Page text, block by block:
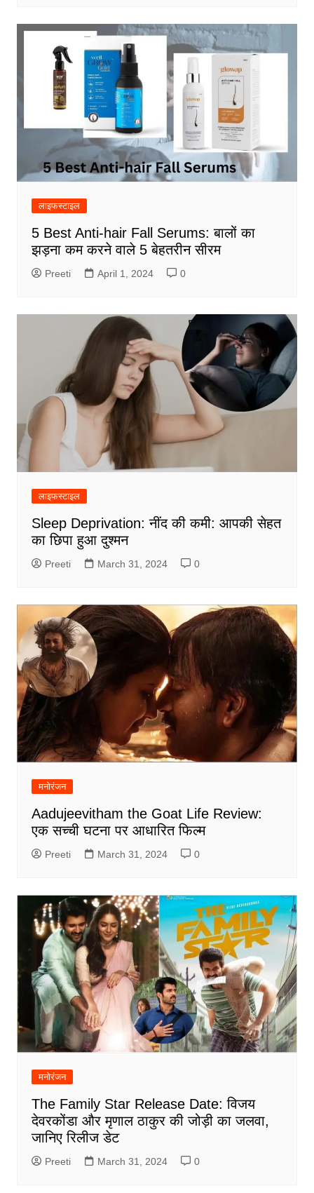
लाइफस्टाइल
5 Best Anti-hair Fall Serums: बालों का
झड़ना कम करने वाले 5 बेहतरीन सीरम
Preeti April 1, 2024 0
लाइफस्टाइल
Sleep Deprivation: नींद की कमी: आपकी सेहत
का छिपा हुआ दुश्मन
Preeti March 31, 2024 0
मनोरंजन
Aadujeevitham the Goat Life Review:
एक सच्ची घटना पर आधारित फिल्म
Preeti March 31, 2024 0
मनोरंजन
The Family Star Release Date: विजय
देवरकोंडा और मृणाल ठाकुर की जोड़ी का जलवा,
जानिए रिलीज डेट
Preeti March 31, 2024 0